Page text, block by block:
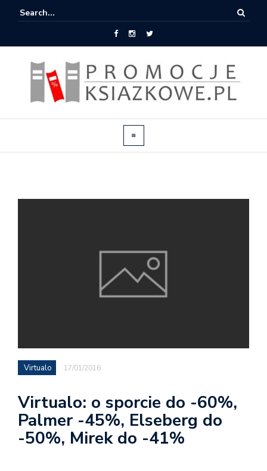
Virtualo 17/01/2016
Virtualo: o sporcie do -60%,
Palmer -45%, Elseberg do
-50%, Mirek do -41%